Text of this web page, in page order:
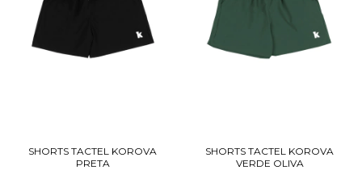
SHORTS TACTEL KOROVA
PRETA
SHORTS TACTEL KOROVA
VERDE OLIVA